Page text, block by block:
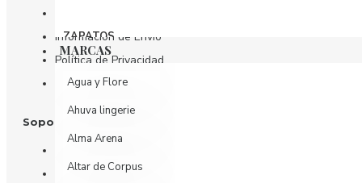
ZAPATOS
MARCAS
Agua y Flore
Ahuva lingerie
Alma Arena
Altar de Corpus
Información de Envío
Política de Privacidad
Términos y Condiciones
Soporte al Cliente
Devoluciones